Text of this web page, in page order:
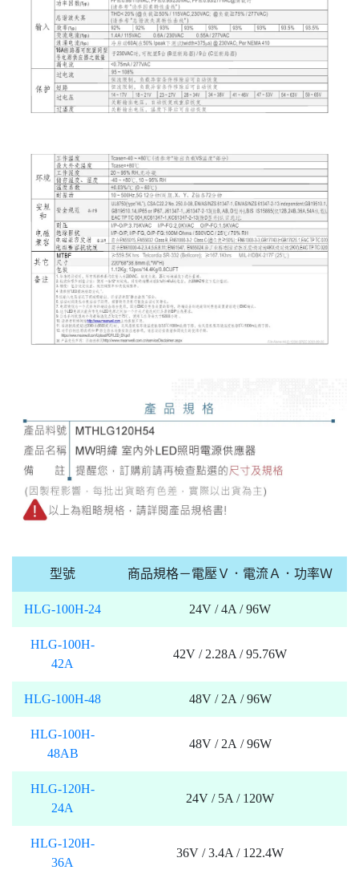
型號 商品規格－電壓Ｖ．電流Ａ．功率Ｗ
HLG-100H-24 24V / 4A / 96W
HLG-100H-
42A
42V / 2.28A / 95.76W
HLG-100H-48 48V / 2A / 96W
HLG-100H-
48AB
48V / 2A / 96W
HLG-120H-
24A
24V / 5A / 120W
HLG-120H-
36A
36V / 3.4A / 122.4W